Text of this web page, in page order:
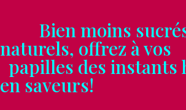
Bien moins
naturels, offrez à
papilles des instants
en saveurs!